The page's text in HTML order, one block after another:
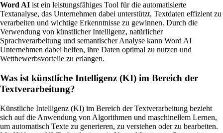
Word AI ist ein leistungsfähiges Tool für die automatisierte
Textanalyse, das Unternehmen dabei unterstützt, Textdaten effizient zu
verarbeiten und wichtige Erkenntnisse zu gewinnen. Durch die
Verwendung von künstlicher Intelligenz, natürlicher
Sprachverarbeitung und semantischer Analyse kann Word AI
Unternehmen dabei helfen, ihre Daten optimal zu nutzen und
Wettbewerbsvorteile zu erlangen.
Was ist künstliche Intelligenz (KI) im Bereich der
Textverarbeitung?
Künstliche Intelligenz (KI) im Bereich der Textverarbeitung bezieht
sich auf die Anwendung von Algorithmen und maschinellem Lernen,
um automatisch Texte zu generieren, zu verstehen oder zu bearbeiten.